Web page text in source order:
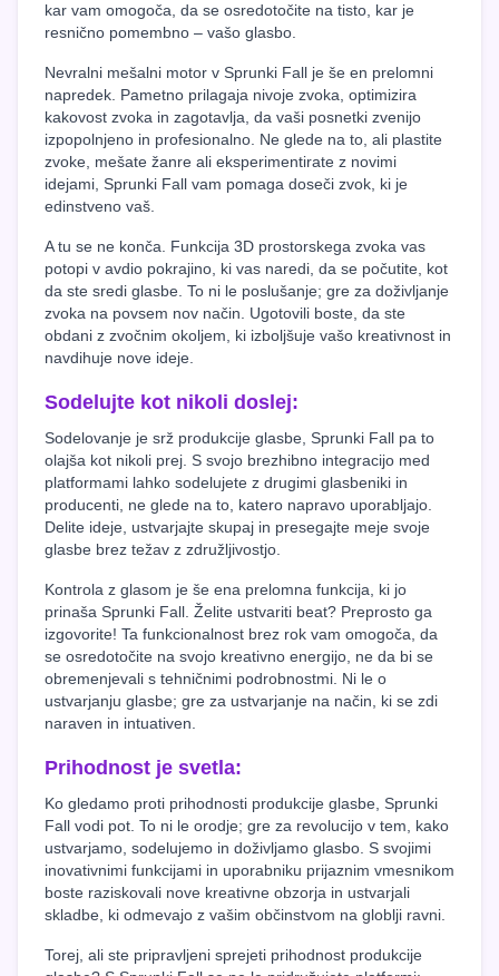
kar vam omogoča, da se osredotočite na tisto, kar je
resnično pomembno – vašo glasbo.
Nevralni mešalni motor v Sprunki Fall je še en prelomni
napredek. Pametno prilagaja nivoje zvoka, optimizira
kakovost zvoka in zagotavlja, da vaši posnetki zvenijo
izpopolnjeno in profesionalno. Ne glede na to, ali plastite
zvoke, mešate žanre ali eksperimentirate z novimi
idejami, Sprunki Fall vam pomaga doseči zvok, ki je
edinstveno vaš.
A tu se ne konča. Funkcija 3D prostorskega zvoka vas
potopi v avdio pokrajino, ki vas naredi, da se počutite, kot
da ste sredi glasbe. To ni le poslušanje; gre za doživljanje
zvoka na povsem nov način. Ugotovili boste, da ste
obdani z zvočnim okoljem, ki izboljšuje vašo kreativnost in
navdihuje nove ideje.
Sodelujte kot nikoli doslej:
Sodelovanje je srž produkcije glasbe, Sprunki Fall pa to
olajša kot nikoli prej. S svojo brezhibno integracijo med
platformami lahko sodelujete z drugimi glasbeniki in
producenti, ne glede na to, katero napravo uporabljajo.
Delite ideje, ustvarjajte skupaj in presegajte meje svoje
glasbe brez težav z združljivostjo.
Kontrola z glasom je še ena prelomna funkcija, ki jo
prinaša Sprunki Fall. Želite ustvariti beat? Preprosto ga
izgovorite! Ta funkcionalnost brez rok vam omogoča, da
se osredotočite na svojo kreativno energijo, ne da bi se
obremenjevali s tehničnimi podrobnostmi. Ni le o
ustvarjanju glasbe; gre za ustvarjanje na način, ki se zdi
naraven in intuativen.
Prihodnost je svetla:
Ko gledamo proti prihodnosti produkcije glasbe, Sprunki
Fall vodi pot. To ni le orodje; gre za revolucijo v tem, kako
ustvarjamo, sodelujemo in doživljamo glasbo. S svojimi
inovativnimi funkcijami in uporabniku prijaznim vmesnikom
boste raziskovali nove kreativne obzorja in ustvarjali
skladbe, ki odmevajo z vašim občinstvom na globlji ravni.
Torej, ali ste pripravljeni sprejeti prihodnost produkcije